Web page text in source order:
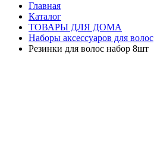
Главная
Каталог
ТОВАРЫ ДЛЯ ДОМА
Наборы аксессуаров для волос
Резинки для волос набор 8шт